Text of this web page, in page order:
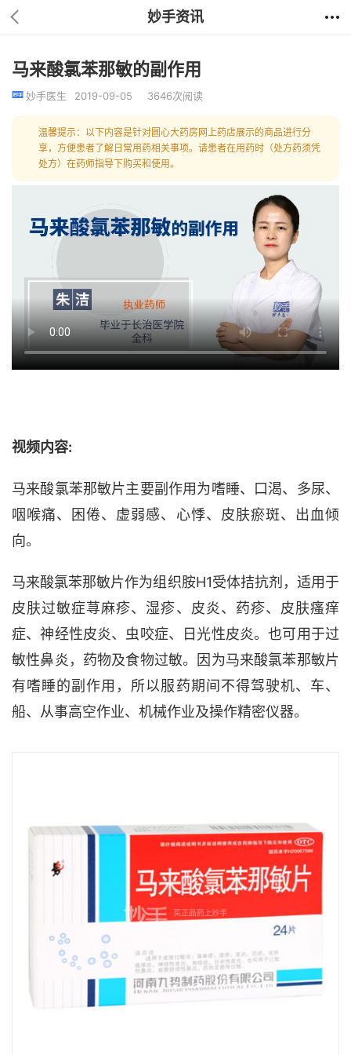
妙手资讯
马来酸氯苯那敏的副作用
妙手医生 2019-09-05 3646次阅读
温馨提示：以下内容是针对圆心大药房网上药店展示的商品进行分
享，方便患者了解日常用药相关事项。请患者在用药时（处方药须凭
处方）在药师指导下购买和使用。
视频内容:
马来酸氯苯那敏片主要副作用为嗜睡、口渴、多尿、
咽喉痛、困倦、虚弱感、心悸、皮肤瘀斑、出血倾
向。
马来酸氯苯那敏片作为组织胺H1受体拮抗剂，适用于
皮肤过敏症荨麻疹、湿疹、皮炎、药疹、皮肤瘙痒
症、神经性皮炎、虫咬症、日光性皮炎。也可用于过
敏性鼻炎，药物及食物过敏。因为马来酸氯苯那敏片
有嗜睡的副作用，所以服药期间不得驾驶机、车、
船、从事高空作业、机械作业及操作精密仪器。